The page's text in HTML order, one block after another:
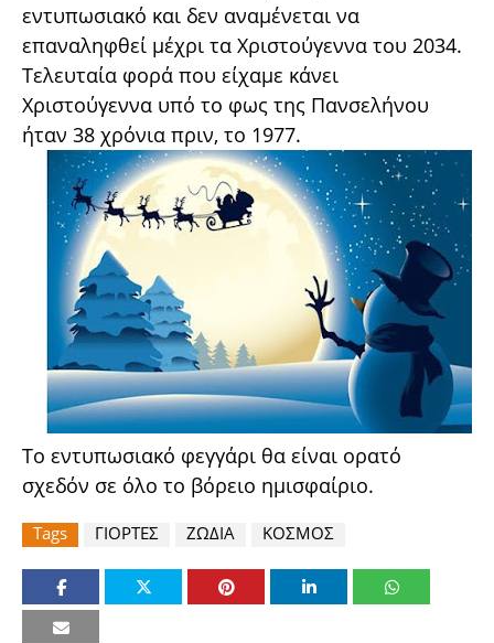
εντυπωσιακό και δεν αναμένεται να
επαναληφθεί μέχρι τα Χριστούγεννα του 2034.
Τελευταία φορά που είχαμε κάνει
Χριστούγεννα υπό το φως της Πανσελήνου
ήταν 38 χρόνια πριν, το 1977.
To εντυπωσιακό φεγγάρι θα είναι ορατό
σχεδόν σε όλο το βόρειο ημισφαίριο.
Tags ΓΙΟΡΤΕΣ ΖΩΔΙΑ ΚΟΣΜΟΣ